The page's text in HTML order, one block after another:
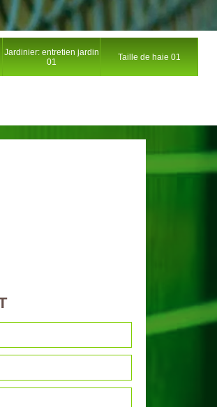
Jardinier: entretien jardin
01
Taille de haie 01